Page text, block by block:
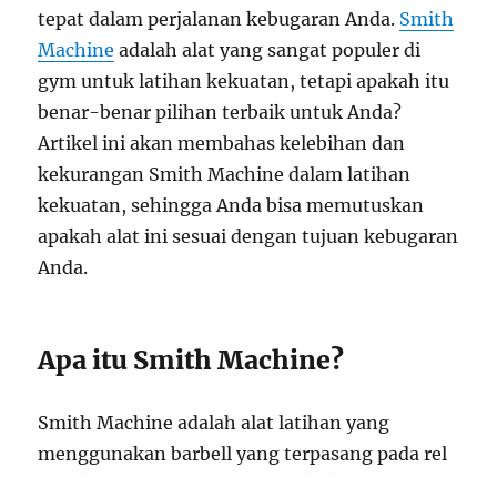
tepat dalam perjalanan kebugaran Anda. Smith
Machine adalah alat yang sangat populer di
gym untuk latihan kekuatan, tetapi apakah itu
benar-benar pilihan terbaik untuk Anda?
Artikel ini akan membahas kelebihan dan
kekurangan Smith Machine dalam latihan
kekuatan, sehingga Anda bisa memutuskan
apakah alat ini sesuai dengan tujuan kebugaran
Anda.
Apa itu Smith Machine?
Smith Machine adalah alat latihan yang
menggunakan barbell yang terpasang pada rel